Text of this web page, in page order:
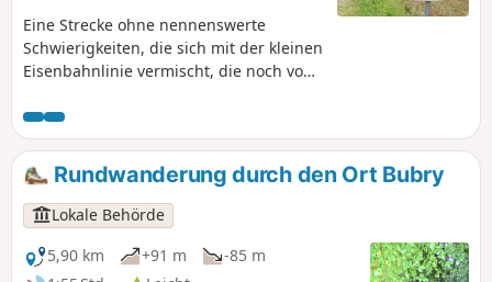
Eine Strecke ohne nennenswerte
Schwierigkeiten, die sich mit der kleinen
Eisenbahnlinie vermischt, die noch von
pflanzliche Rohstoffe zwischen Auray
und Pontivy transportieren.
Gemächlicher Rückweg über den
Treidelpfad. Achtung: Die Wanderung
findet in der Gemeinde Saint-
Barthélémy statt und nicht in Melrand,
wie von der Software angegeben.
Rundwanderung durch den Ort Bubry
Lokale Behörde
5,90 km
+91 m
-85 m